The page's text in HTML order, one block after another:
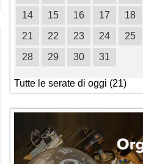
14
15 16 17 18
21
22 23 24 25
28
29 30 31
Tutte le serate di oggi (21)